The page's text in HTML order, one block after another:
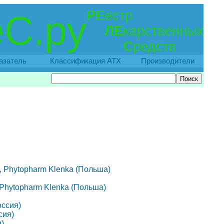
РЕестр
ЛЕкарственных
Средств
Классификация АТХ Производители
Phytopharm Klenka (Польша)
Phytopharm Klenka (Польша)